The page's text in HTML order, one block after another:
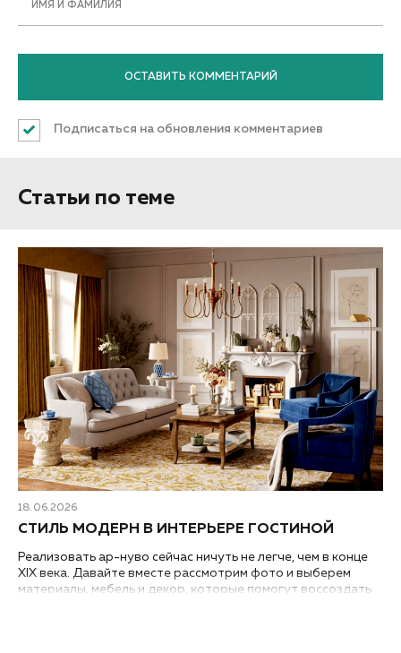
ИМЯ И ФАМИЛИЯ
Подписаться на обновления комментариев
Статьи по теме
18.06.2026
СТИЛЬ МОДЕРН В ИНТЕРЬЕРЕ ГОСТИНОЙ
Реализовать ар-нуво сейчас ничуть не легче, чем в конце
XIX века. Давайте вместе рассмотрим фото и выберем
материалы, мебель и декор, которые помогут воссоздать